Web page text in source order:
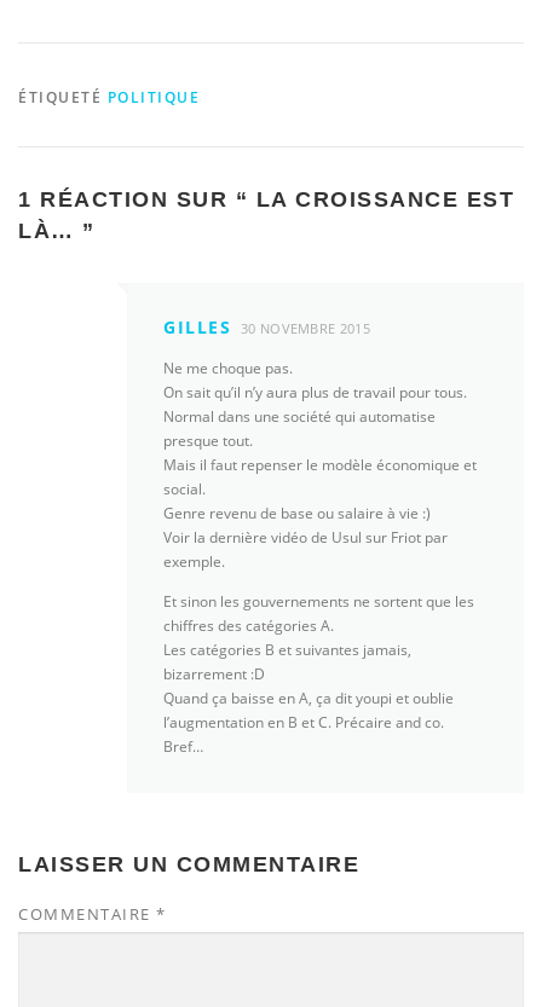
ÉTIQUETÉ POLITIQUE
1 RÉACTION SUR “ LA CROISSANCE EST
LÀ… ”
GILLES 30 NOVEMBRE 2015
Ne me choque pas.
On sait qu’il n’y aura plus de travail pour tous.
Normal dans une société qui automatise
presque tout.
Mais il faut repenser le modèle économique et
social.
Genre revenu de base ou salaire à vie :)
Voir la dernière vidéo de Usul sur Friot par
exemple.
Et sinon les gouvernements ne sortent que les
chiffres des catégories A.
Les catégories B et suivantes jamais,
bizarrement :D
Quand ça baisse en A, ça dit youpi et oublie
l’augmentation en B et C. Précaire and co.
Bref…
LAISSER UN COMMENTAIRE
COMMENTAIRE *